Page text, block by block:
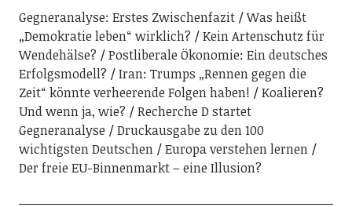
Gegneranalyse: Erstes Zwischenfazit
Was heißt
„Demokratie leben“ wirklich?
Kein Artenschutz für
Wendehälse?
Postliberale Ökonomie: Ein deutsches
Erfolgsmodell?
Iran: Trumps „Rennen gegen die
Zeit“ könnte verheerende Folgen haben!
Koalieren?
Und wenn ja, wie?
Recherche D startet
Gegneranalyse
Druckausgabe zu den 100
wichtigsten Deutschen
Europa verstehen lernen
Der freie EU-Binnenmarkt – eine Illusion?